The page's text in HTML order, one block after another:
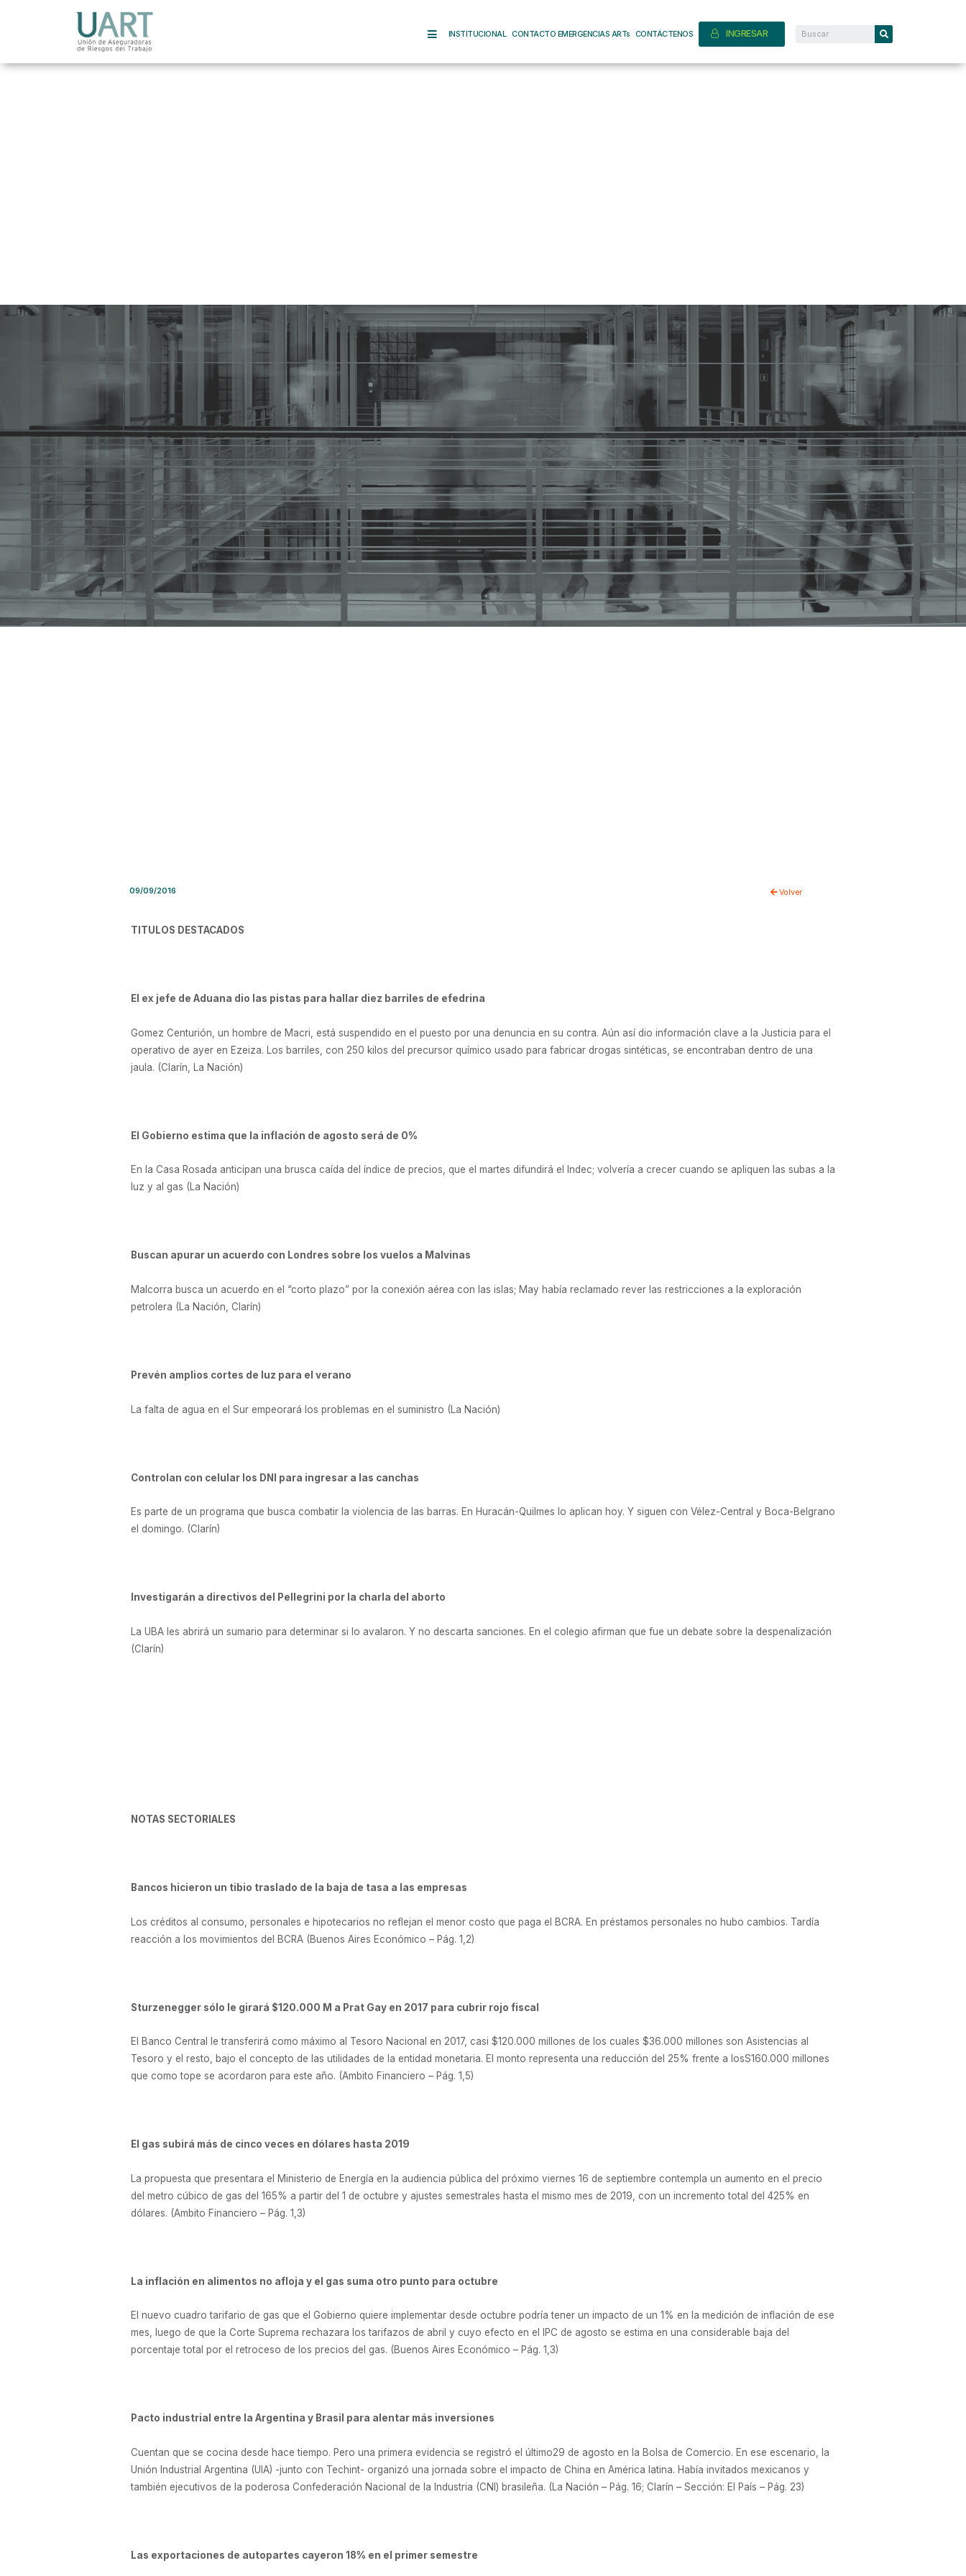
INSTITUCIONAL CONTACTO EMERGENCIAS ARTs CONTÁCTENOS INGRESAR
09/09/2016 Volver
TITULOS DESTACADOS
El ex jefe de Aduana dio las pistas para hallar diez barriles de efedrina
Gomez Centurión, un hombre de Macri, está suspendido en el puesto por una denuncia en su contra. Aún así dio información clave a la Justicia para el
operativo de ayer en Ezeiza. Los barriles, con 250 kilos del precursor químico usado para fabricar drogas sintéticas, se encontraban dentro de una
jaula. (Clarín, La Nación)
El Gobierno estima que la inflación de agosto será de 0%
En la Casa Rosada anticipan una brusca caída del índice de precios, que el martes difundirá el Indec; volvería a crecer cuando se apliquen las subas a la
luz y al gas (La Nación)
Buscan apurar un acuerdo con Londres sobre los vuelos a Malvinas
Malcorra busca un acuerdo en el “corto plazo” por la conexión aérea con las islas; May había reclamado rever las restricciones a la exploración
petrolera (La Nación, Clarín)
Prevén amplios cortes de luz para el verano
La falta de agua en el Sur empeorará los problemas en el suministro (La Nación)
Controlan con celular los DNI para ingresar a las canchas
Es parte de un programa que busca combatir la violencia de las barras. En Huracán-Quilmes lo aplican hoy. Y siguen con Vélez-Central y Boca-Belgrano
el domingo. (Clarín)
Investigarán a directivos del Pellegrini por la charla del aborto
La UBA les abrirá un sumario para determinar si lo avalaron. Y no descarta sanciones. En el colegio afirman que fue un debate sobre la despenalización
(Clarín)
NOTAS SECTORIALES
Bancos hicieron un tibio traslado de la baja de tasa a las empresas
Los créditos al consumo, personales e hipotecarios no reflejan el menor costo que paga el BCRA. En préstamos personales no hubo cambios. Tardía
reacción a los movimientos del BCRA (Buenos Aires Económico – Pág. 1,2)
Sturzenegger sólo le girará $120.000 M a Prat Gay en 2017 para cubrir rojo fiscal
El Banco Central le transferirá como máximo al Tesoro Nacional en 2017, casi $120.000 millones de los cuales $36.000 millones son Asistencias al
Tesoro y el resto, bajo el concepto de las utilidades de la entidad monetaria. El monto representa una reducción del 25% frente a losS160.000 millones
que como tope se acordaron para este año. (Ambito Financiero – Pág. 1,5)
El gas subirá más de cinco veces en dólares hasta 2019
La propuesta que presentara el Ministerio de Energía en la audiencia pública del próximo viernes 16 de septiembre contempla un aumento en el precio
del metro cúbico de gas del 165% a partir del 1 de octubre y ajustes semestrales hasta el mismo mes de 2019, con un incremento total del 425% en
dólares. (Ambito Financiero – Pág. 1,3)
La inflación en alimentos no afloja y el gas suma otro punto para octubre
El nuevo cuadro tarifario de gas que el Gobierno quiere implementar desde octubre podría tener un impacto de un 1% en la medición de inflación de ese
mes, luego de que la Corte Suprema rechazara los tarifazos de abril y cuyo efecto en el IPC de agosto se estima en una considerable baja del
porcentaje total por el retroceso de los precios del gas. (Buenos Aires Económico – Pág. 1,3)
Pacto industrial entre la Argentina y Brasil para alentar más inversiones
Cuentan que se cocina desde hace tiempo. Pero una primera evidencia se registró el último29 de agosto en la Bolsa de Comercio. En ese escenario, la
Unión Industrial Argentina (UIA) -junto con Techint- organizó una jornada sobre el impacto de China en América latina. Había invitados mexicanos y
también ejecutivos de la poderosa Confederación Nacional de la Industria (CNI) brasileña. (La Nación – Pág. 16; Clarín – Sección: El País – Pág. 23)
Las exportaciones de autopartes cayeron 18% en el primer semestre